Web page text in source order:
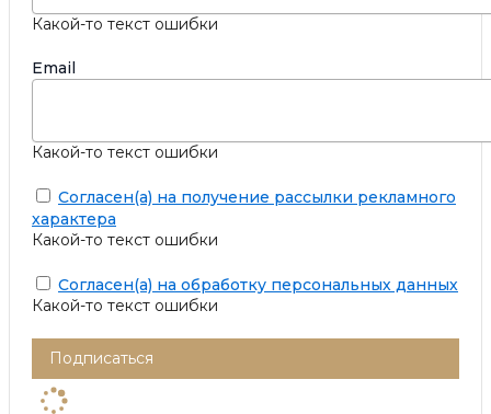
Какой-то текст ошибки
Email
Какой-то текст ошибки
Согласен(а) на получение рассылки рекламного
характера
Какой-то текст ошибки
Согласен(а) на обработку персональных данных
Какой-то текст ошибки
Подписаться